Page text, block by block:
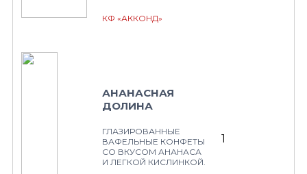
КФ «АККОНД»
АНАНАСНАЯ
ДОЛИНА
ГЛАЗИРОВАННЫЕ
ВАФЕЛЬНЫЕ КОНФЕТЫ
СО ВКУСОМ АНАНАСА
И ЛЕГКОЙ КИСЛИНКОЙ.
1